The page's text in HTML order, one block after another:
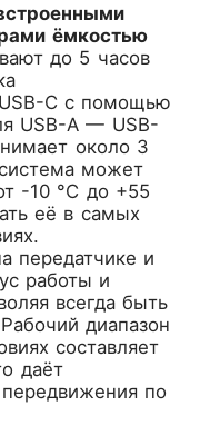
ёмкостью
до 5 часов
C с помощью
USB-A — USB-
около 3
может
-10 °C до +55
её в самых
передатчике и
работы и
всегда быть
диапазон
составляет
даёт
по